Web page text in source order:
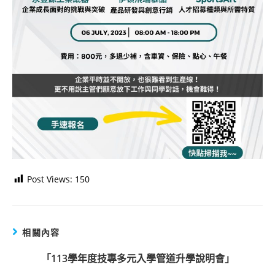
Post Views: 150
相關內容
「113學年度技專多元入學管道升學說明會」